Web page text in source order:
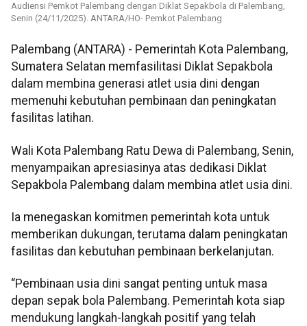
Audiensi Pemkot Palembang dengan Diklat Sepakbola di Palembang,
Senin (24/11/2025). ANTARA/HO- Pemkot Palembang
Palembang (ANTARA) - Pemerintah Kota Palembang,
Sumatera Selatan memfasilitasi Diklat Sepakbola
dalam membina generasi atlet usia dini dengan
memenuhi kebutuhan pembinaan dan peningkatan
fasilitas latihan.
Wali Kota Palembang Ratu Dewa di Palembang, Senin,
menyampaikan apresiasinya atas dedikasi Diklat
Sepakbola Palembang dalam membina atlet usia dini.
Ia menegaskan komitmen pemerintah kota untuk
memberikan dukungan, terutama dalam peningkatan
fasilitas dan kebutuhan pembinaan berkelanjutan.
“Pembinaan usia dini sangat penting untuk masa
depan sepak bola Palembang. Pemerintah kota siap
mendukung langkah-langkah positif yang telah